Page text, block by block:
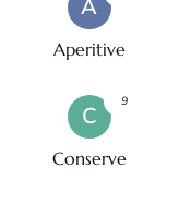
A
Aperitive
C
Conserve
9